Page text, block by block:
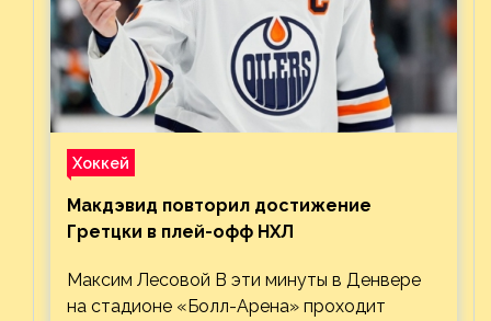
Хоккей
Макдэвид повторил достижение
Гретцки в плей-офф НХЛ
Максим Лесовой В эти минуты в Денвере
на стадионе «Болл-Арена» проходит